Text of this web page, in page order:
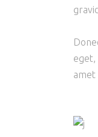
eget,
amet